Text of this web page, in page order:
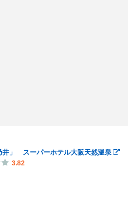
井」 スーパーホテル大阪天然温泉
3.82